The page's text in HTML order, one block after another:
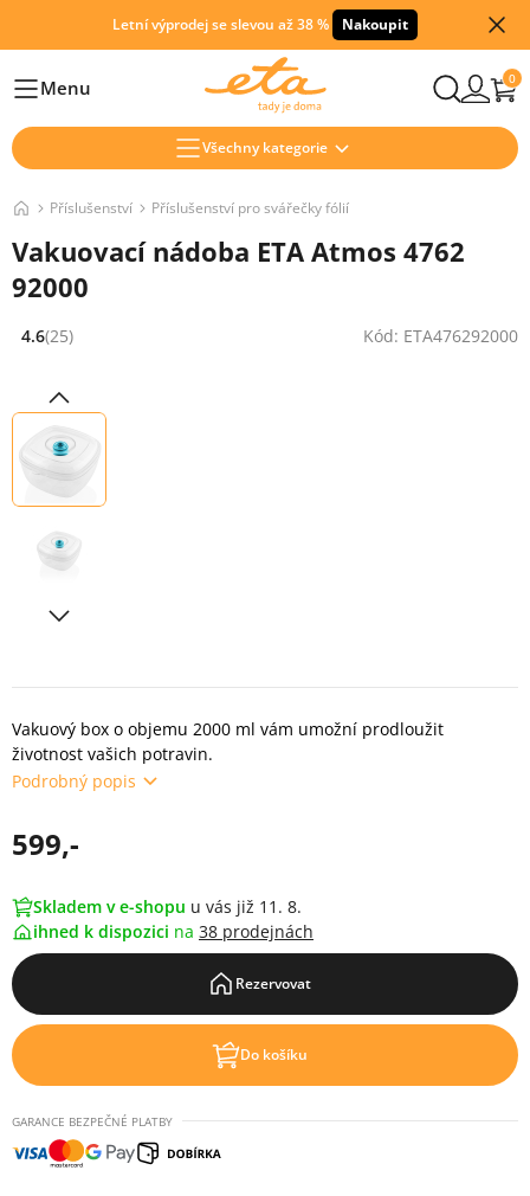
Letní výprodej se slevou až 38 % Nakoupit
HlavníMenu 0
Všechny kategorie
Příslušenství Příslušenství pro svářečky fólií
Vakuovací nádoba ETA Atmos 4762
92000
Hodnocení: 4.6 z 5 (25 recenzí)
4.6(25) Kód: ETA476292000
Vakuový box o objemu 2000 ml vám umožní prodloužit
životnost vašich potravin.
Podrobný popis
599,-
Skladem v e-shopu u vás již 11. 8.
ihned k dispozici na 38 prodejnách
Rezervovat
Do košíku
GARANCE BEZPEČNÉ PLATBY